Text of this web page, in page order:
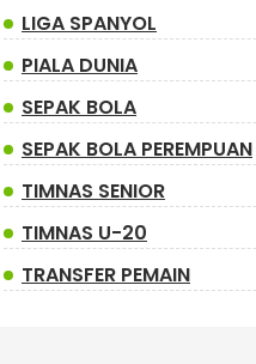
LIGA SPANYOL
PIALA DUNIA
SEPAK BOLA
SEPAK BOLA PEREMPUAN
TIMNAS SENIOR
TIMNAS U-20
TRANSFER PEMAIN